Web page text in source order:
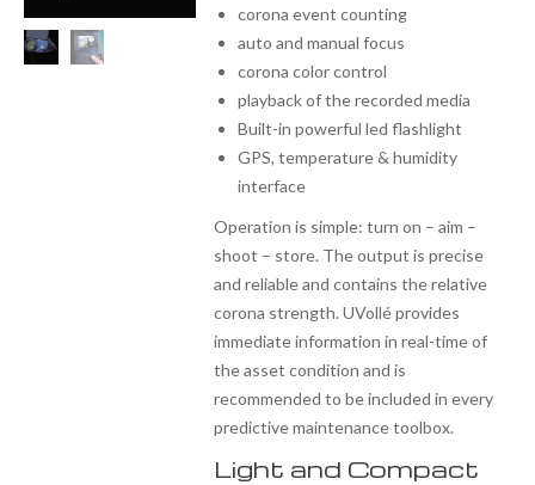
corona event counting
auto and manual focus
corona color control
playback of the recorded media
Built-in powerful led flashlight
GPS, temperature & humidity
interface
Operation is simple: turn on – aim –
shoot – store. The output is precise
and reliable and contains the relative
corona strength. UVollé provides
immediate information in real-time of
the asset condition and is
recommended to be included in every
predictive maintenance toolbox.
Light and Compact